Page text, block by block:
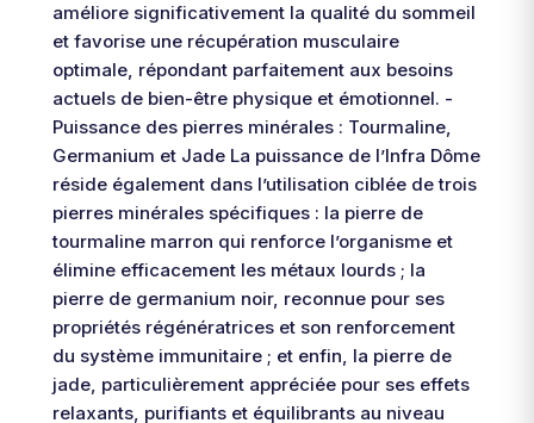
améliore significativement la qualité du sommeil
et favorise une récupération musculaire
optimale, répondant parfaitement aux besoins
actuels de bien-être physique et émotionnel. -
Puissance des pierres minérales : Tourmaline,
Germanium et Jade La puissance de l’Infra Dôme
réside également dans l’utilisation ciblée de trois
pierres minérales spécifiques : la pierre de
tourmaline marron qui renforce l’organisme et
élimine efficacement les métaux lourds ; la
pierre de germanium noir, reconnue pour ses
propriétés régénératrices et son renforcement
du système immunitaire ; et enfin, la pierre de
jade, particulièrement appréciée pour ses effets
relaxants, purifiants et équilibrants au niveau